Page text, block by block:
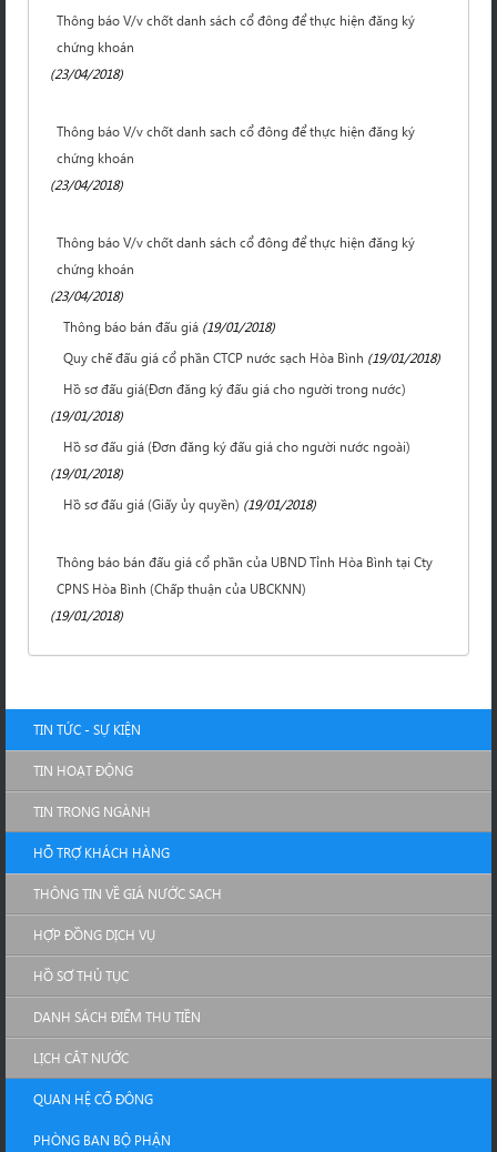
Thông báo V/v chốt danh sách cổ đông để thực hiện đăng ký
chứng khoán
(23/04/2018)
Thông báo V/v chốt danh sach cổ đông để thực hiện đăng ký
chứng khoán
(23/04/2018)
Thông báo V/v chốt danh sách cổ đông để thực hiện đăng ký
chứng khoán
(23/04/2018)
Thông báo bán đấu giá (19/01/2018)
Quy chế đấu giá cổ phần CTCP nước sạch Hòa Bình (19/01/2018)
Hồ sơ đấu giá(Đơn đăng ký đấu giá cho người trong nước)
(19/01/2018)
Hồ sơ đấu giá (Đơn đăng ký đấu giá cho người nước ngoài)
(19/01/2018)
Hồ sơ đấu giá (Giấy ủy quyền) (19/01/2018)
Thông báo bán đấu giá cổ phần của UBND Tỉnh Hòa Bình tại Cty
CPNS Hòa Bình (Chấp thuận của UBCKNN)
(19/01/2018)
TIN TỨC - SỰ KIỆN
TIN HOẠT ĐỘNG
TIN TRONG NGÀNH
HỖ TRỢ KHÁCH HÀNG
THÔNG TIN VỀ GIÁ NƯỚC SẠCH
HỢP ĐỒNG DỊCH VỤ
HỒ SƠ THỦ TỤC
DANH SÁCH ĐIỂM THU TIỀN
LỊCH CẮT NƯỚC
QUAN HỆ CỔ ĐÔNG
PHÒNG BAN BỘ PHẬN